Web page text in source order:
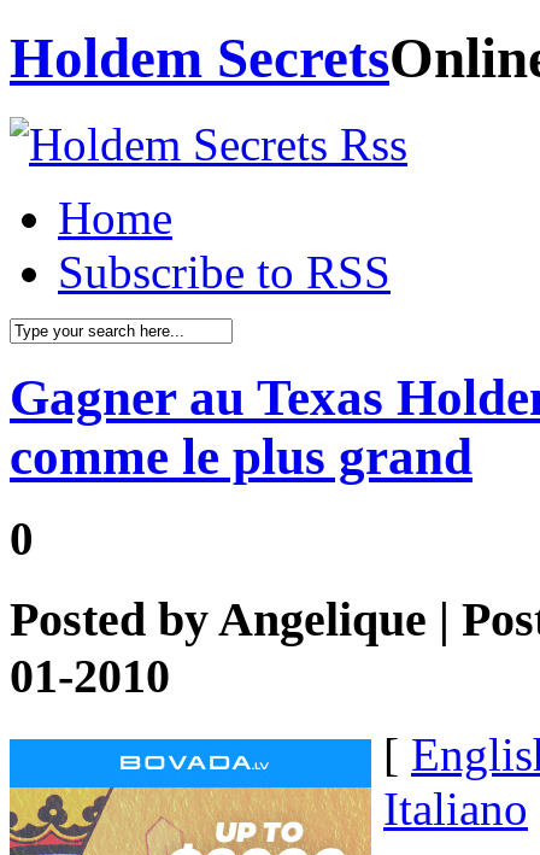
Holdem Secrets
Home
Subscribe to RSS
Gagner au Texas
comme le plus grand
0
Posted byAngelique |
01-2010
[
Italiano